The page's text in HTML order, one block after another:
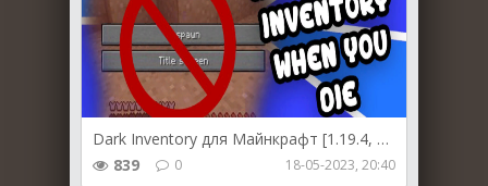
Dark Inventory для Майнкрафт [1.19.4, 1.19.3, 1.19.2, 1.19.1, 1.19]
839
0 18-05-2023, 20:40